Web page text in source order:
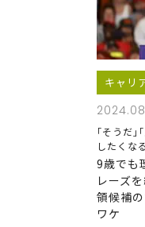
キャリ
｢そうだ｣
したくなる
9歳でも
レーズ
領候補
ワケ